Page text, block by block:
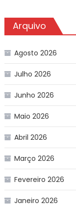
Arquivo
Agosto 2026
Julho 2026
Junho 2026
Maio 2026
Abril 2026
Março 2026
Fevereiro 2026
Janeiro 2026